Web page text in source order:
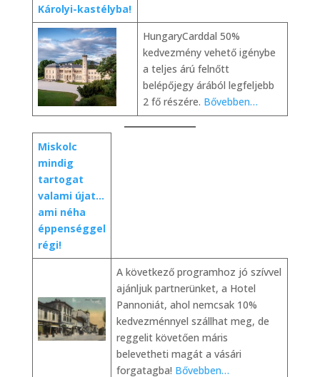
Károlyi-kastélyba!
HungaryCarddal 50%
kedvezmény vehető igénybe
a teljes árú felnőtt
belépőjegy árából legfeljebb
2 fő részére. Bővebben…
Miskolc
mindig
tartogat
valami újat…
ami néha
éppenséggel
régi!
A következő programhoz jó szívvel
ajánljuk partnerünket, a Hotel
Pannoniát, ahol nemcsak 10%
kedvezménnyel szállhat meg, de
reggelit követően máris
belevetheti magát a vásári
forgatagba! Bővebben…